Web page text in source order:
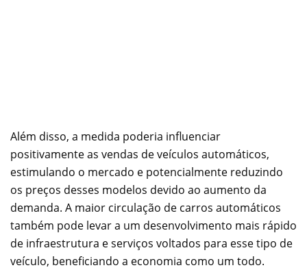
Além disso, a medida poderia influenciar
positivamente as vendas de veículos automáticos,
estimulando o mercado e potencialmente reduzindo
os preços desses modelos devido ao aumento da
demanda. A maior circulação de carros automáticos
também pode levar a um desenvolvimento mais rápido
de infraestrutura e serviços voltados para esse tipo de
veículo, beneficiando a economia como um todo.